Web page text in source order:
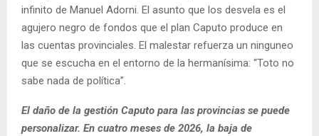
infinito de Manuel Adorni. El asunto que los desvela es el
agujero negro de fondos que el plan Caputo produce en
las cuentas provinciales. El malestar refuerza un ninguneo
que se escucha en el entorno de la hermanísima: “Toto no
sabe nada de política”.
El daño de la gestión Caputo para las provincias se puede
personalizar. En cuatro meses de 2026, la baja de